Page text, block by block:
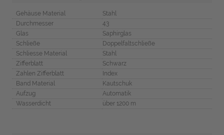
Gehäuse Material
Stahl
Durchmesser
43
Glas
Saphirglas
Schließe
Doppelfaltschließe
Schliesse Material
Stahl
Zifferblatt
Schwarz
Zahlen Zifferblatt
Index
Band Material
Kautschuk
Aufzug
Automatik
Wasserdicht
über 1200 m